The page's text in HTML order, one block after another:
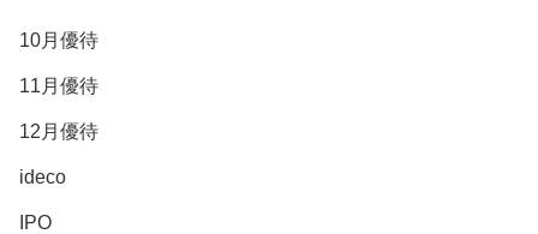
10月優待
11月優待
12月優待
ideco
IPO